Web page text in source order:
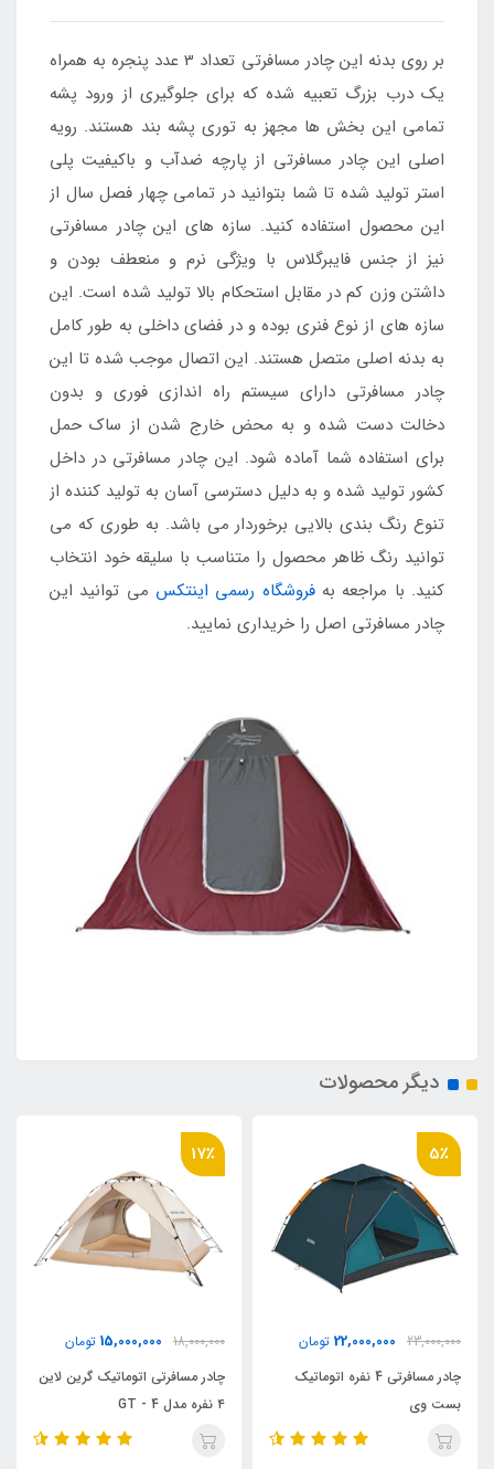
بر روی بدنه این چادر مسافرتی تعداد 3 عدد پنجره به همراه
یک درب بزرگ تعبیه شده که برای جلوگیری از ورود پشه
تمامی این بخش ها مجهز به توری پشه بند هستند. رویه
اصلی این چادر مسافرتی از پارچه ضدآب و باکیفیت پلی
استر تولید شده تا شما بتوانید در تمامی چهار فصل سال از
این محصول استفاده کنید. سازه های این چادر مسافرتی
نیز از جنس فایبرگلاس با ویژگی نرم و منعطف بودن و
داشتن وزن کم در مقابل استحکام بالا تولید شده است. این
سازه های از نوع فنری بوده و در فضای داخلی به طور کامل
به بدنه اصلی متصل هستند. این اتصال موجب شده تا این
چادر مسافرتی دارای سیستم راه اندازی فوری و بدون
دخالت دست شده و به محض خارج شدن از ساک حمل
برای استفاده شما آماده شود. این چادر مسافرتی در داخل
کشور تولید شده و به دلیل دسترسی آسان به تولید کننده از
تنوع رنگ بندی بالایی برخوردار می باشد. به طوری که می
توانید رنگ ظاهر محصول را متناسب با سلیقه خود انتخاب
کنید. با مراجعه بهفروشگاه رسمی اینتکس می توانید این
چادر مسافرتی اصل را خریداری نمایید.
دیگر محصولات
5٪
23,000,000
22,000,000 تومان
چادر مسافرتی 4 نفره اتوماتیک
بست وی
17٪
18,000,000
15,000,000 تومان
چادر مسافرتی اتوماتیک گرین لاین
۴ نفره مدل GT - 4